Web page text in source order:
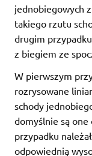
jednobiegowych
takiego rzutu
drugim
z biegiem ze
W pierwszym
rozrysowane
schody
domyślnie są one
przypadku
odpowiednią